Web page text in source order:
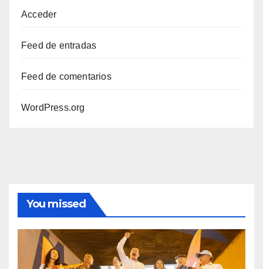
Acceder
Feed de entradas
Feed de comentarios
WordPress.org
You missed